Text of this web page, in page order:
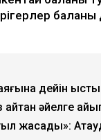
дейін ыстық
әйелге
жасады»: